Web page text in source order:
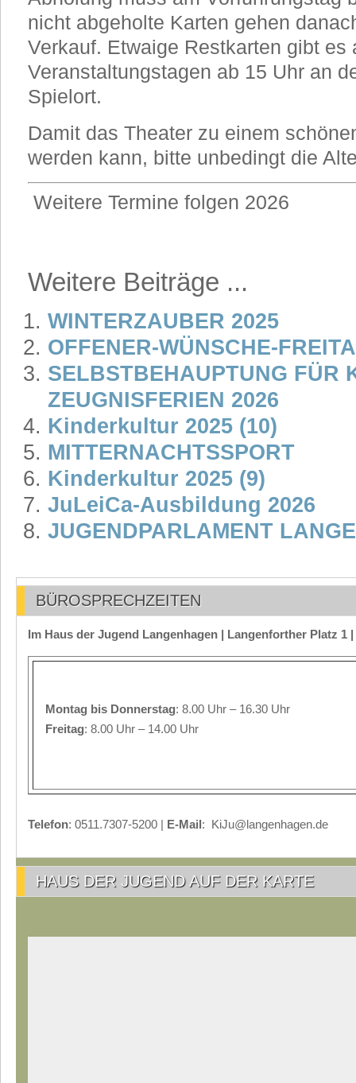
nicht abgeholte Karten gehen
Verkauf. Etwaige Restkarten gibt es
Veranstaltungstagen ab 15 Uhr an
Spielort.
Damit das Theater zu einem
werden kann, bitte unbedingt die
Weitere Termine folgen 2026
Weitere Beiträge ...
WINTERZAUBER 2025
OFFENER-WÜNSCHE-
SELBSTBEHAUPTUNG FÜR
ZEUGNISFERIEN 2026
Kinderkultur 2025 (10)
MITTERNACHTSSPORT
Kinderkultur 2025 (9)
JuLeiCa-Ausbildung 2026
JUGENDPARLAMENT
BÜROSPRECHZEITEN
Im Haus der Jugend Langenhagen | Langenforther Platz 1
Montag bis Donnerstag: 8.00 Uhr – 16.30 Uhr
Freitag: 8.00 Uhr – 14.00 Uhr
Telefon: 0511.7307-5200 | E-Mail: KiJu@langenhagen.de
HAUS DER JUGEND AUF DER KARTE